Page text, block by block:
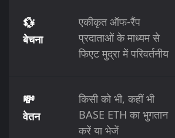
💱
बेचना
एकीकृत ऑफ-रैंप
प्रदाताओं के माध्यम से
फिएट मुद्रा में परिवर्तनीय
💸
वेतन
किसी को भी, कहीं भी
BASE ETH का भुगतान
करें या भेजें